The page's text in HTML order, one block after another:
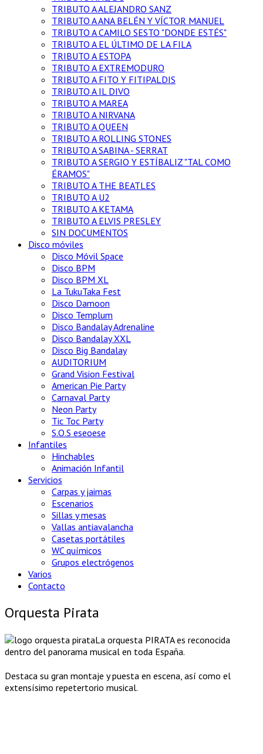
TRIBUTO A ALEJANDRO SANZ
TRIBUTO A ANA BELÉN Y VÍCTOR MANUEL
TRIBUTO A CAMILO SESTO "DONDE ESTÉS"
TRIBUTO A EL ÚLTIMO DE LA FILA
TRIBUTO A ESTOPA
TRIBUTO A EXTREMODURO
TRIBUTO A FITO Y FITIPALDIS
TRIBUTO A IL DIVO
TRIBUTO A MAREA
TRIBUTO A NIRVANA
TRIBUTO A QUEEN
TRIBUTO A ROLLING STONES
TRIBUTO A SABINA - SERRAT
TRIBUTO A SERGIO Y ESTÍBALIZ "TAL COMO
ÉRAMOS"
TRIBUTO A THE BEATLES
TRIBUTO A U2
TRIBUTO A KETAMA
TRIBUTO A ELVIS PRESLEY
SIN DOCUMENTOS
Disco móviles
Disco Móvil Space
Disco BPM
Disco BPM XL
La TukuTaka Fest
Disco Damoon
Disco Templum
Disco Bandalay Adrenaline
Disco Bandalay XXL
Disco Big Bandalay
AUDITORIUM
Grand Vision Festival
American Pie Party
Carnaval Party
Neon Party
Tic Toc Party
S.O.S eseoese
Infantiles
Hinchables
Animación Infantil
Servicios
Carpas y jaimas
Escenarios
Sillas y mesas
Vallas antiavalancha
Casetas portátiles
WC químicos
Grupos electrógenos
Varios
Contacto
Orquesta Pirata
La orquesta PIRATA es reconocida
dentro del panorama musical en toda España.
Destaca su gran montaje y puesta en escena, así como el
extensísimo repetertorio musical.